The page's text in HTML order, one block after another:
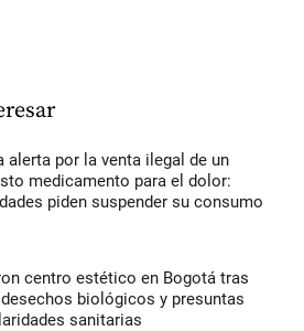
alerta por la venta ilegal de un
medicamento para el dolor:
piden suspender su consumo
centro estético en Bogotá tras
biológicos y presuntas
sanitarias